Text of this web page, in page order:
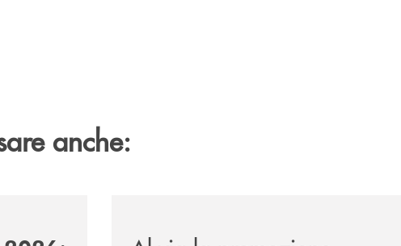
anche: